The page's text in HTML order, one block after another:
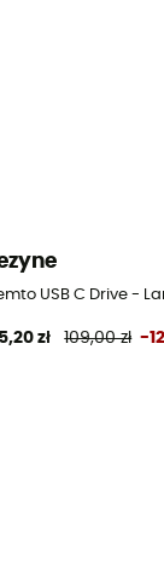
10h
USB C Drive -
zł 109,00 zł -